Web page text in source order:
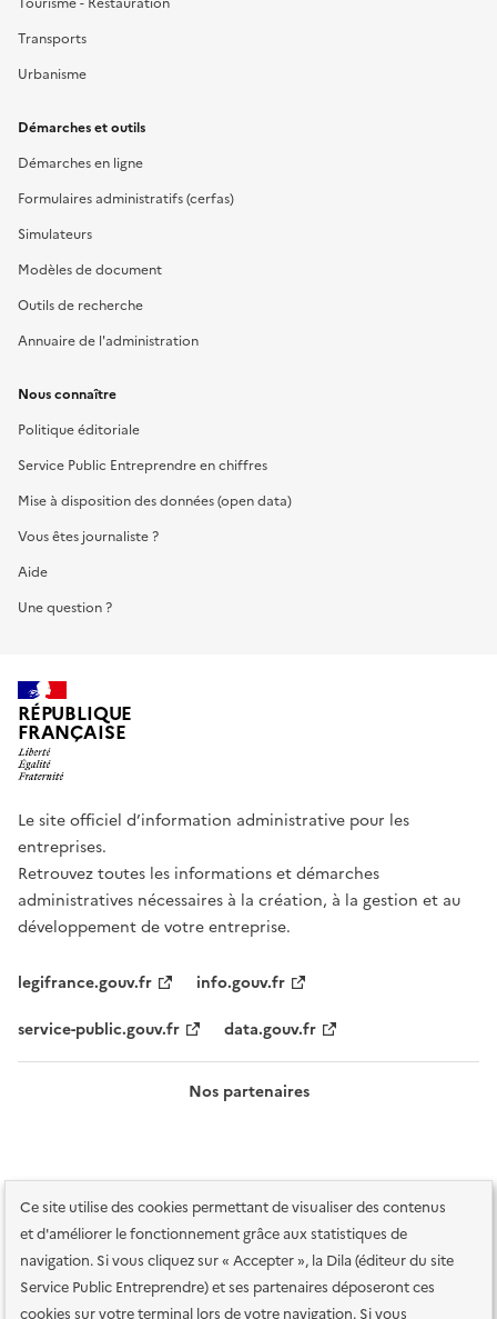
Ce site utilise des cookies permettant de visualiser des contenus
et d'améliorer le fonctionnement grâce aux statistiques de
navigation. Si vous cliquez sur « Accepter », la Dila (éditeur du site
Service Public Entreprendre) et ses partenaires déposeront ces
cookies sur votre terminal lors de votre navigation. Si vous
Transports
Urbanisme
Démarches et outils
Démarches en ligne
Formulaires administratifs (cerfas)
Simulateurs
Modèles de document
Outils de recherche
Annuaire de l'administration
Nous connaître
Politique éditoriale
Service Public Entreprendre en chiffres
Mise à disposition des données (open data)
Vous êtes journaliste ?
Aide
Une question ?
RÉPUBLIQUE
FRANÇAISE
Le site officiel d’information administrative pour les
entreprises.
Retrouvez toutes les informations et démarches
administratives nécessaires à la création, à la gestion et au
développement de votre entreprise.
legifrance.gouv.fr
info.gouv.fr
service-public.gouv.fr
data.gouv.fr
Nos partenaires
Plan du site Accessibilité : totalement conforme Accessibilité des